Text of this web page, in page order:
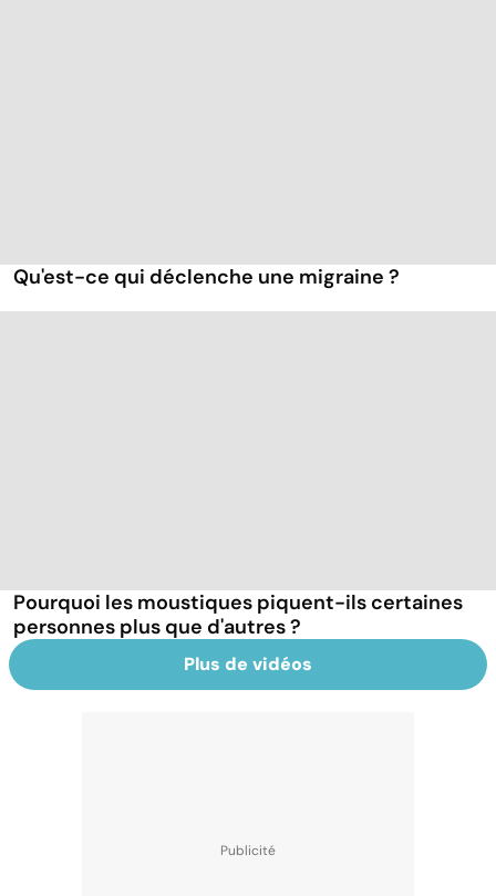
Qu'est-ce qui déclenche une migraine ?
Pourquoi les moustiques piquent-ils certaines
personnes plus que d'autres ?
Plus de vidéos